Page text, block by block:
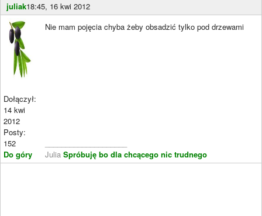
juliak18:45, 16 kwi 2012
Dołączył:
14 kwi
2012
Posty:
152
Do góry
Nie mam pojęcia chyba żeby obsadzić tylko pod drzewami
Julia Spróbuję bo dla chcącego nic trudnego